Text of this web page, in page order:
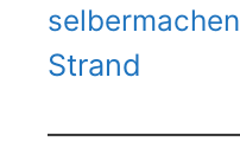
selbermachen
Strand